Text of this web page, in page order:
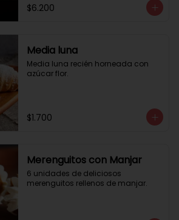
$6.200
Media luna
Media luna recién horneada con
azúcar flor.
$1.700
Merenguitos con Manjar
6 unidades de deliciosos
merenguitos rellenos de manjar.